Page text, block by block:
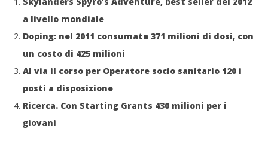
a livello mondiale
Doping: nel 2011 consumate 371 milioni di dosi, con
un costo di 425 milioni
Al via il corso per Operatore socio sanitario 120 i
posti a disposizione
Ricerca. Con Starting Grants 430 milioni per i
giovani